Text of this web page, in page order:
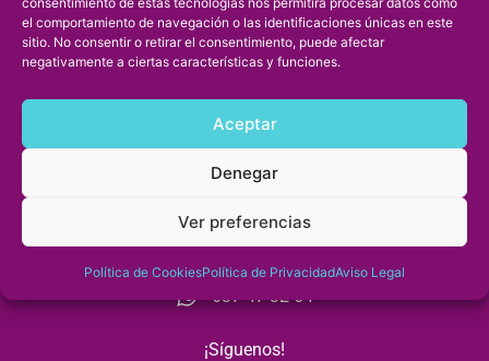
el comportamiento de navegación o las identificaciones únicas en este
sitio. No consentir o retirar el consentimiento, puede afectar
negativamente a ciertas características y funciones.
Aceptar
Denegar
Ver preferencias
Política de CookiesPolítica de PrivacidadAviso Legal
Alimentación oncológica.
«Fisioterapia en cada paso»
Cita previa
956 53 85 10
637 47 32 64
¡Síguenos!